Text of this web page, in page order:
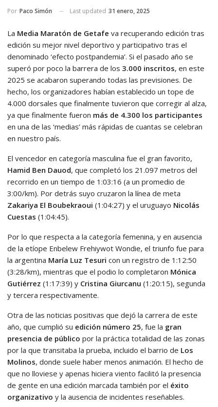
Por Paco Simón Last updated 31 enero, 2025
La Media Maratón de Getafe va recuperando edición tras
edición su mejor nivel deportivo y participativo tras el
denominado ‘efecto postpandemia’. Si el pasado año se
superó por poco la barrera de los 3.000 inscritos, en este
2025 se acabaron superando todas las previsiones. De
hecho, los organizadores habían establecido un tope de
4.000 dorsales que finalmente tuvieron que corregir al alza,
ya que finalmente fueron más de 4.300 los participantes
en una de las ‘medias’ más rápidas de cuantas se celebran
en nuestro país.
El vencedor en categoría masculina fue el gran favorito,
Hamid Ben Dauod, que completó los 21.097 metros del
recorrido en un tiempo de 1:03:16 (a un promedio de
3:00/km). Por detrás suyo cruzaron la línea de meta
Zakariya El Boubekraoui (1:04:27) y el uruguayo Nicolás
Cuestas (1:04:45).
Por lo que respecta a la categoría femenina, y en ausencia
de la etíope Enbelew Frehiywot Wondie, el triunfo fue para
la argentina María Luz Tesuri con un registro de 1:12:50
(3:28/km), mientras que el podio lo completaron Mónica
Gutiérrez (1:17:39) y Cristina Giurcanu (1:20:15), segunda
y tercera respectivamente.
Otra de las noticias positivas que dejó la carrera de este
año, que cumplió su edición número 25, fue la gran
presencia de público por la práctica totalidad de las zonas
por la que transitaba la prueba, incluido el barrio de Los
Molinos, donde suele haber menos animación. El hecho de
que no lloviese y apenas hiciera viento facilitó la presencia
de gente en una edición marcada también por el éxito
organizativo y la ausencia de incidentes reseñables.